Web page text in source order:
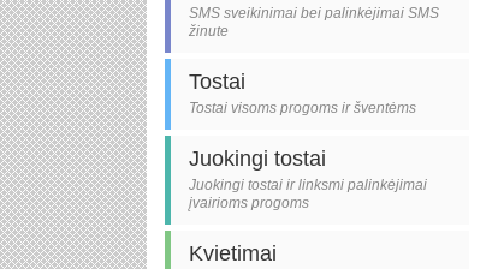
SMS sveikinimai bei palinkėjimai SMS
žinute
Tostai
Tostai visoms progoms ir šventėms
Juokingi tostai
Juokingi tostai ir linksmi palinkėjimai
įvairioms progoms
Kvietimai